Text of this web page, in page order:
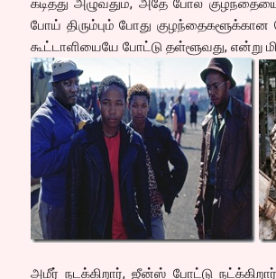
போய் திரும்பும் போது
கூட்டாளியையே போட்டு தள்ளூவது, என்று
அமீர் நடக்கிறார், ஜீன்ஸ் போட்டு